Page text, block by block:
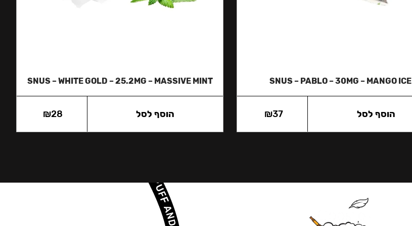
SNUS – PABLO – 30MG – MANGO ICE
₪37 הוסף לסל
SNUS – WHITE GOLD – 25.2MG – MASSIVE MINT
₪28 הוסף לסל